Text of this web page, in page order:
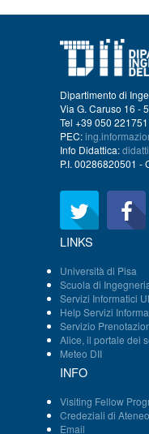
Dipartimento di
Via G. Caruso 16 -
Tel +39 050
PEC:
Info Didattica:
P.I. 00286820501 -
LINKS
Università di Pisa
Scuola di
Servizi Informatici
Help Servizi
Servizio
Alice, il portale dei
Meteo DII
INFO
Visiting Fellow
Credeziali di Ateneo
Email